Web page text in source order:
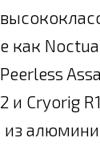
как
и Cryorig
из